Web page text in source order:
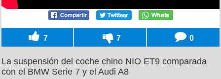
7 7 0
La suspensión del coche chino NIO ET9 comparada
con el BMW Serie 7 y el Audi A8